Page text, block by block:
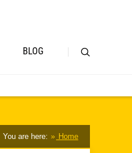
BLOG
You are here: Home